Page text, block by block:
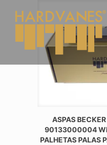
ASPAS
90133000004
PALHETAS PALAS